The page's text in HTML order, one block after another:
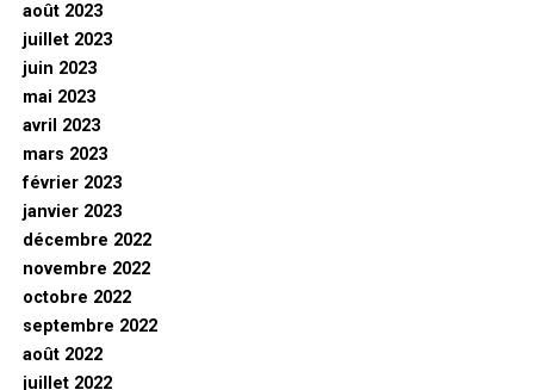
août 2023
juillet 2023
juin 2023
mai 2023
avril 2023
mars 2023
février 2023
janvier 2023
décembre 2022
novembre 2022
octobre 2022
septembre 2022
août 2022
juillet 2022